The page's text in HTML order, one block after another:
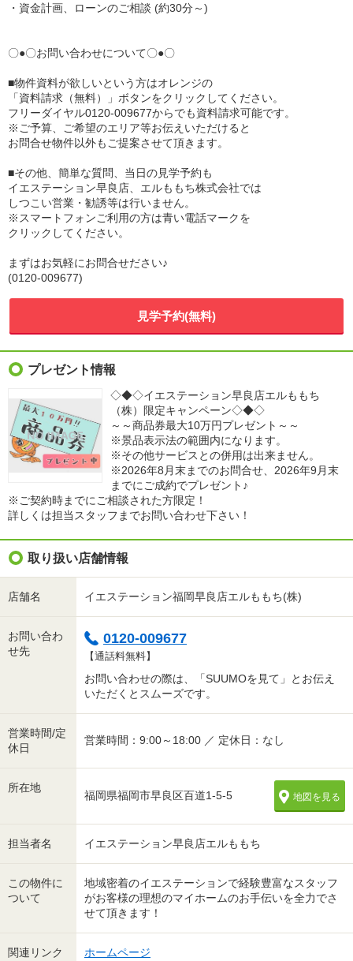
・資金計画、ローンのご相談 (約30分～)
〇●〇お問い合わせについて〇●〇
■物件資料が欲しいという方はオレンジの
「資料請求（無料）」ボタンをクリックしてください。
フリーダイヤル0120-009677からでも資料請求可能です。
※ご予算、ご希望のエリア等お伝えいただけると
お問合せ物件以外もご提案させて頂きます。
■その他、簡単な質問、当日の見学予約も
イエステーション早良店、エルももち株式会社では
しつこい営業・勧誘等は行いません。
※スマートフォンご利用の方は青い電話マークを
クリックしてください。
まずはお気軽にお問合せださい♪
(0120-009677)
見学予約(無料)
プレゼント情報
◇◆◇イエステーション早良店エルももち
（株）限定キャンペーン◇◆◇
～～商品券最大10万円プレゼント～～
※景品表示法の範囲内になります。
※その他サービスとの併用は出来ません。
※2026年8月末までのお問合せ、2026年9月末
までにご成約でプレゼント♪
※ご契約時までにご相談された方限定！
詳しくは担当スタッフまでお問い合わせ下さい！
取り扱い店舗情報
店舗名 イエステーション福岡早良店エルももち(株)
お問い合わ
せ先
0120-009677
【通話料無料】
お問い合わせの際は、「SUUMOを見て」とお伝え
いただくとスムーズです。
営業時間/定
休日
営業時間：9:00～18:00 ／ 定休日：なし
所在地
福岡県福岡市早良区百道1-5-5 地図を見る
担当者名 イエステーション早良店エルももち
この物件に
ついて
地域密着のイエステーションで経験豊富なスタッフ
がお客様の理想のマイホームのお手伝いを全力でさ
せて頂きます！
関連リンク ホームページ